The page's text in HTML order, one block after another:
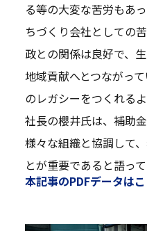
る等の大変な苦労もあ
ちづくり会社としての
政との関係は良好で、
地域貢献へとつながっ
のレガシーをつくれる
社長の櫻井氏は、補助
様々な組織と協調して
とが重要であると語って
本記事のPDFデータは